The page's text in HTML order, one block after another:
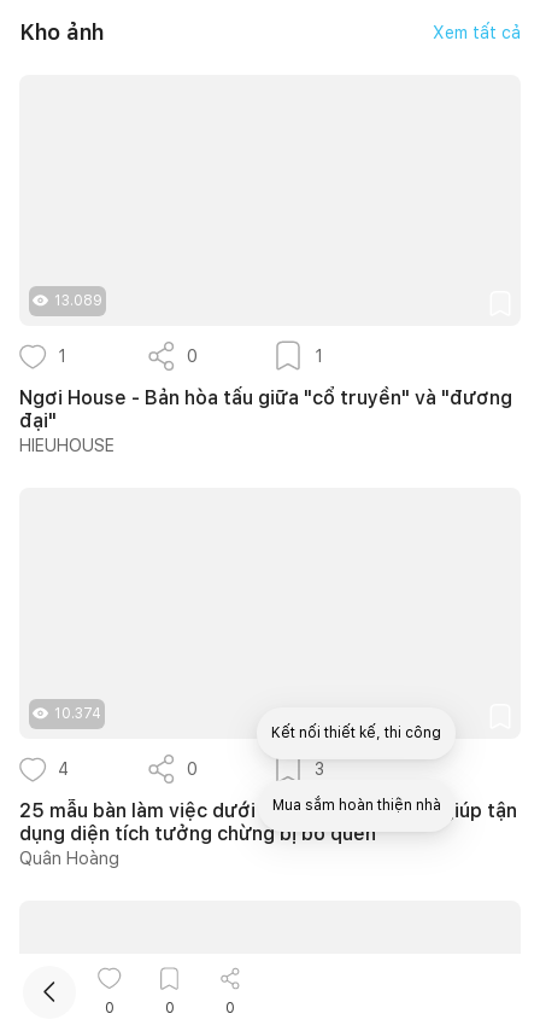
Kho ảnh Xem tất cả
13.089
1 0 1
Ngơi House - Bản hòa tấu giữa "cổ truyền" và "đương
đại"
HIEUHOUSE
10.374
4 0 3
25 mẫu bàn làm việc dưới gầm cầu thang đẹp giúp tận
dụng diện tích tưởng chừng bị bỏ quên
Quân Hoàng
0 0 0
Kết nối thiết kế, thi công
Mua sắm hoàn thiện nhà